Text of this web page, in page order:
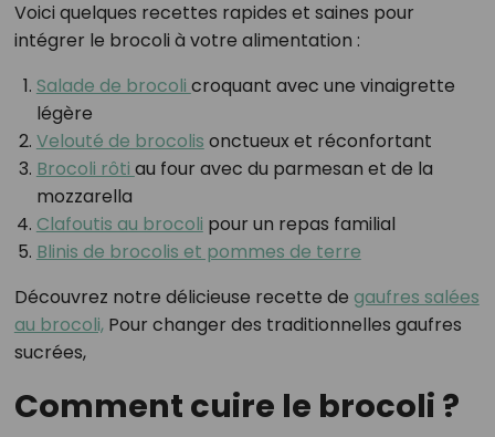
Voici quelques recettes rapides et saines pour
intégrer le brocoli à votre alimentation :
Salade de brocoli croquant avec une vinaigrette
légère
Velouté de brocolis onctueux et réconfortant
Brocoli rôti au four avec du parmesan et de la
mozzarella
Clafoutis au brocoli pour un repas familial
Blinis de brocolis et pommes de terre
Découvrez notre délicieuse recette de gaufres salées
au brocoli, Pour changer des traditionnelles gaufres
sucrées,
Comment cuire le brocoli ?